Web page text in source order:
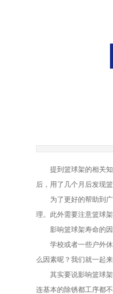
提到篮球架的相关
后，用了几个月后发现
为了更好的帮助到
理。此外需要注意篮球
影响篮球架寿命的
学校或者一些户外
么因素呢？我们就一起
其实要说影响篮球
连基本的除锈都工序都